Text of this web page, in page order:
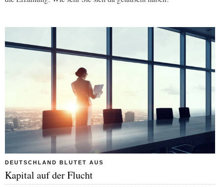
DEUTSCHLAND BLUTET AUS
Kapital auf der Flucht